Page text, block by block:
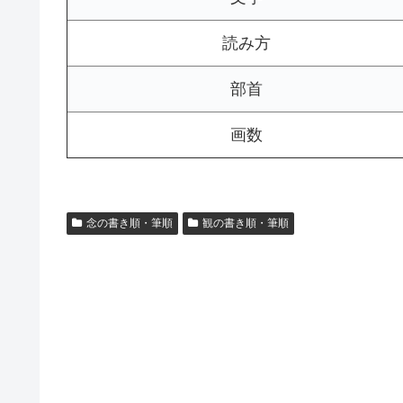
読み方
部首
画数
念の書き順・筆順 観の書き順・筆順